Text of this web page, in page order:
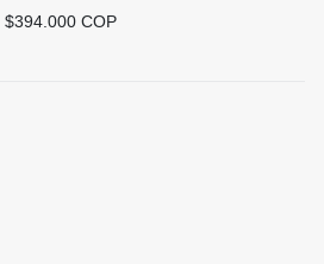
$394.000 COP